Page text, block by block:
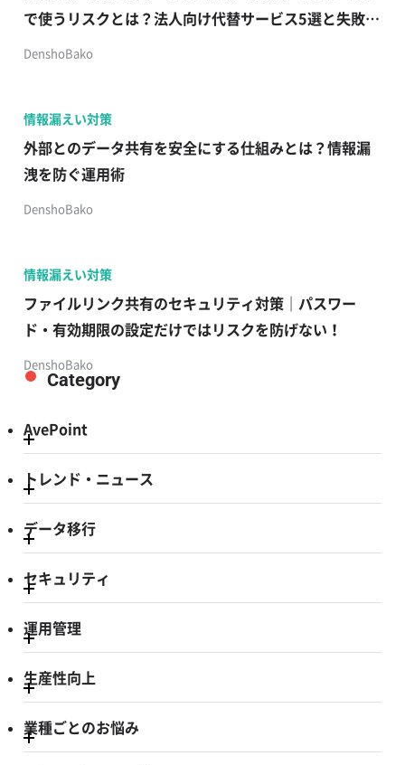
で使うリスクとは？法人向け代替サービス5選と失敗し
ない選び方
DenshoBako
情報漏えい対策
外部とのデータ共有を安全にする仕組みとは？情報漏
洩を防ぐ運用術
DenshoBako
情報漏えい対策
ファイルリンク共有のセキュリティ対策｜パスワー
ド・有効期限の設定だけではリスクを防げない！
DenshoBako
Category
AvePoint
トレンド・ニュース
データ移行
セキュリティ
運用管理
生産性向上
業種ごとのお悩み